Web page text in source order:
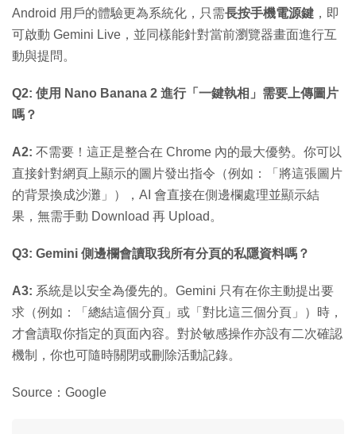
Android 用戶的體驗更為系統化，只需長按手機電源鍵 ，即
可啟動 Gemini Live，並同樣能針對當前瀏覽器畫面進行互
動與提問。
Q2: 使用 Nano Banana 2 進行「一鍵執相」需要上傳圖片
嗎？
A2: 不需要！這正是整合在 Chrome 內的最大優勢。你可以
直接針對網頁上顯示的圖片發出指令（例如：「將這張圖片
的背景換成沙灘」），AI 會直接在側邊欄處理並顯示結
果，無需手動 Download 再 Upload。
Q3: Gemini 側邊欄會讀取我所有分頁的私隱資料嗎？
A3: 系統是以安全為優先的。Gemini 只有在你主動提出要
求（例如：「總結這個分頁」或「對比這三個分頁」）時，
才會讀取你指定的頁面內容。對於敏感操作亦設有二次確認
機制，你也可隨時關閉或刪除活動記錄。
Source：Google